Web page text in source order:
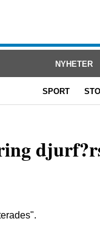
NYHETER
SPORT